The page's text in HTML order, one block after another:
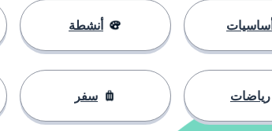
أنشطة
رياضات سفر